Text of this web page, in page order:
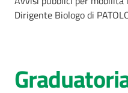
Servizi
Dirigente Biologo di